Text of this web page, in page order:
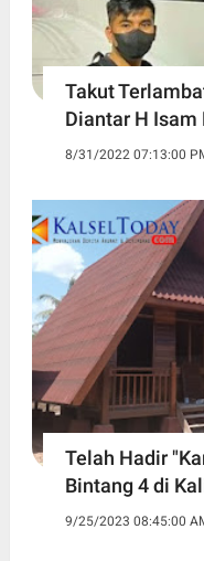
Takut
Diantar H
8/31/2022 07:13:00
Telah Hadir
Bintang 4 di
9/25/2023 08:45:00